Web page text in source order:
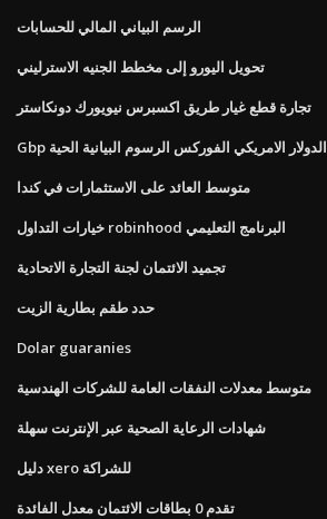
الرسم البياني المالي للحسابات
تحويل اليورو إلى مخطط الجنيه الاسترليني
تجارة قطع غيار طريق اكسبرس نيويورك دونكاستر
Gbp الدولار الامريكي الفوركس الرسوم البيانية الحية
متوسط ​​العائد على الاستثمارات في كندا
خيارات التداول robinhood البرنامج التعليمي
تجميد الائتمان لجنة التجارة الاتحادية
حدد طقم بطارية الزيت
Dolar guaranies
متوسط ​​معدلات النفقات العامة للشركات الهندسية
شهادات الرعاية الصحية عبر الإنترنت سهلة
دليل xero للشراكة
تقدم 0 بطاقات الائتمان معدل الفائدة